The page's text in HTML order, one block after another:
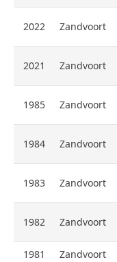
2022 Zandvoort
2021 Zandvoort
1985 Zandvoort
1984 Zandvoort
1983 Zandvoort
1982 Zandvoort
1981 Zandvoort